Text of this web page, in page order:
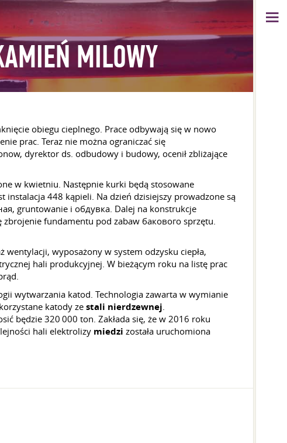
MILOWY
obiegu cieplnego. Prace odbywają się w nowo
prac. Teraz nie można ograniczać się
dyrektor ds. odbudowy i budowy, ocenił zbliżające
w kwietniu. Następnie kurki będą stosowane
448 kąpieli. Na dzień dzisiejszy prowadzone są
gruntowanie i обдувка. Dalej na konstrukcje
fundamentu pod zabaw бакового sprzętu.
wyposażony w system odzysku ciepła,
hali produkcyjnej. W bieżącym roku na listę prac
wytwarzania katod. Technologia zawarta w wymianie
katody zestali nierdzewnej.
będzie 320 000 ton. Zakłada się, że w 2016 roku
hali elektrolizy miedzi została uruchomiona